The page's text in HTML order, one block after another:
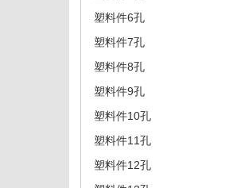
塑料件6孔
塑料件7孔
塑料件8孔
塑料件9孔
塑料件10孔
塑料件11孔
塑料件12孔